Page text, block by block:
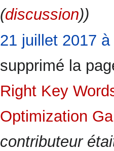
(discussion))
21 juillet 2017 à
supprimé la
Right Key
Optimization
contributeur